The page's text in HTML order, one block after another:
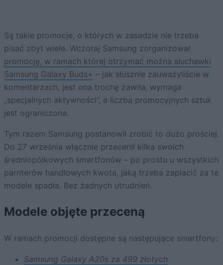
Są takie promocje, o których w zasadzie nie trzeba
pisać zbyt wiele. Wczoraj Samsung zorganizował
promocję, w ramach której otrzymać można słuchawki
Samsung Galaxy Buds+ – jak słusznie zauważyliście w
komentarzach, jest ona trochę zawiła, wymaga
„specjalnych aktywności”, a liczba promocyjnych sztuk
jest ograniczona.
Tym razem Samsung postanowił zrobić to dużo prościej.
Do 27 września włącznie przecenił kilka swoich
średniopółkowych smartfonów – po prostu u wszystkich
parnterów handlowych kwota, jaką trzeba zapłacić za te
modele spadła. Bez żadnych utrudnień.
Modele objęte przeceną
W ramach promocji dostępne są następujące smartfony:
Samsung Galaxy A20s za 499 złotych